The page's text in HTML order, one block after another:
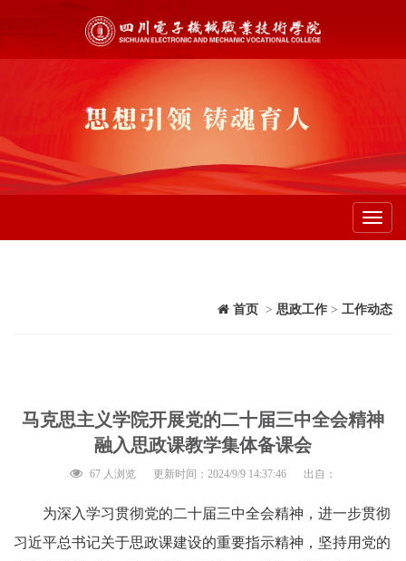
首页 > 思政工作 > 工作动态
马克思主义学院开展党的二十届三中全会精神
融入思政课教学集体备课会
67 人浏览 更新时间：2024/9/9 14:37:46 出自：
为深入学习贯彻党的二十届三中全会精神，进一步贯彻
习近平总书记关于思政课建设的重要指示精神，坚持用党的